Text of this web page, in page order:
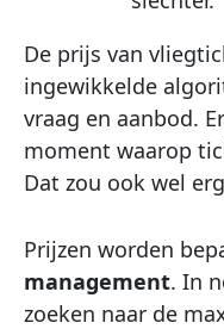
De prijs van
ingewikkelde
vraag en aanbod.
moment waarop
Dat zou ook wel
Prijzen worden
management. In
zoeken naar de